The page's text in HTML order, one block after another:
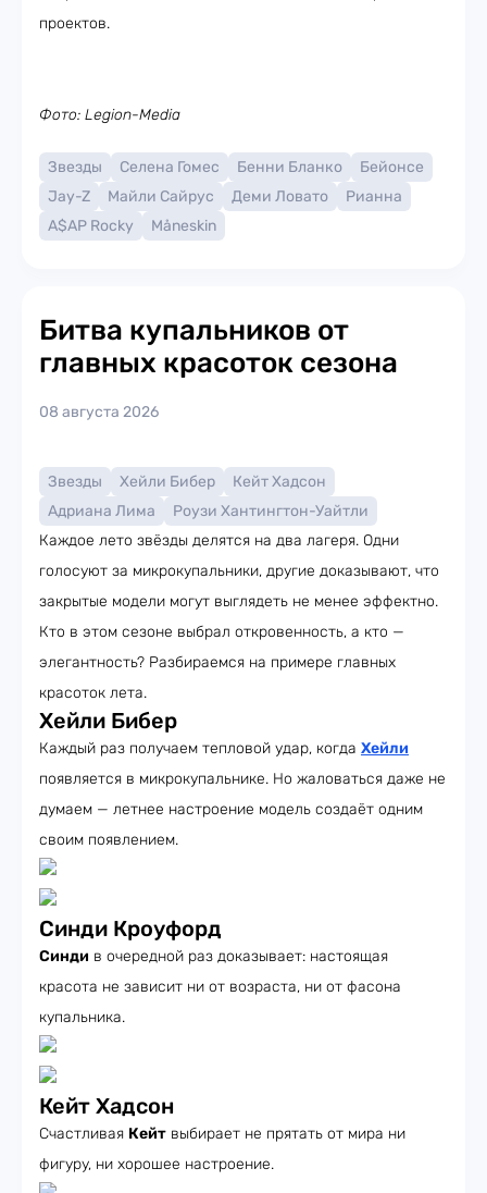
проектов.
Фото: Legion-Media
Звезды Селена Гомес Бенни Бланко
Бейонсе
Jay-Z
Майли Сайрус Деми Ловато
Рианна
A$AP Rocky
Måneskin
Битва купальников от
главных красоток сезона
08 августа 2026
Звезды Хейли Бибер
Кейт Хадсон
Адриана Лима
Роузи Хантингтон-Уайтли
Каждое лето звёзды делятся на два лагеря. Одни
голосуют за микрокупальники, другие доказывают, что
закрытые модели могут выглядеть не менее эффектно.
Кто в этом сезоне выбрал откровенность, а кто —
элегантность? Разбираемся на примере главных
красоток лета.
Хейли Бибер
Каждый раз получаем тепловой удар, когда Хейли
появляется в микрокупальнике. Но жаловаться даже не
думаем — летнее настроение модель создаёт одним
своим появлением.
Синди Кроуфорд
Синди в очередной раз доказывает: настоящая
красота не зависит ни от возраста, ни от фасона
купальника.
Кейт Хадсон
Счастливая Кейт выбирает не прятать от мира ни
фигуру, ни хорошее настроение.